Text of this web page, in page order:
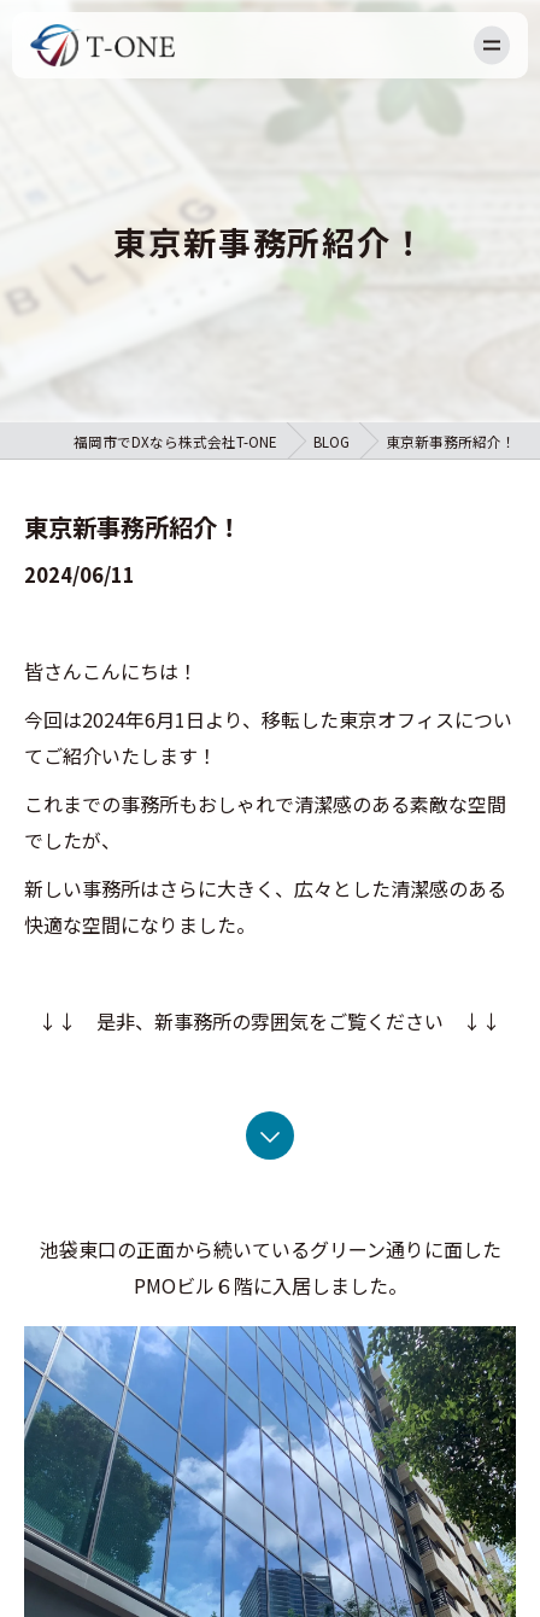
OUR BUSINESS
RECRUIT
CONTACT
東京新事務所紹介！
福岡市でDXなら株式会社T-ONE BLOG 東京新事務所紹介！
東京新事務所紹介！
2024/06/11
皆さんこんにちは！
今回は2024年6月1日より、移転した東京オフィスについ
てご紹介いたします！
これまでの事務所もおしゃれで清潔感のある素敵な空間
でしたが、
新しい事務所はさらに大きく、広々とした清潔感のある
快適な空間になりました。
↓↓ 是非、新事務所の雰囲気をご覧ください ↓↓
池袋東口の正面から続いているグリーン通りに面した
PMOビル６階に入居しました。